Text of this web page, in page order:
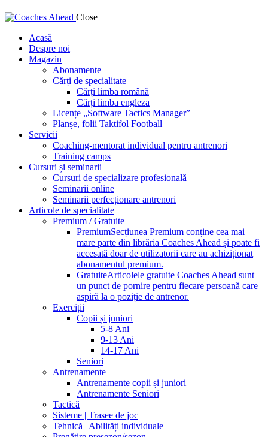
Close
Acasă
Despre noi
Magazin
Abonamente
Cărți de specialitate
Cărți limba română
Cărți limba engleza
Licențe „Software Tactics Manager”
Planșe, folii Taktifol Football
Servicii
Coaching-mentorat individual pentru antrenori
Training camps
Cursuri și seminarii
Cursuri de specializare profesională
Seminarii online
Seminarii perfecționare antrenori
Articole de specialitate
Premium / Gratuite
PremiumSecțiunea Premium conține cea mai
mare parte din librăria Coaches Ahead și poate fi
accesată doar de utilizatorii care au achiziționat
abonamentul premium.
GratuiteArticolele gratuite Coaches Ahead sunt
un punct de pornire pentru fiecare persoană care
aspiră la o poziție de antrenor.
Exerciții
Copii și juniori
5-8 Ani
9-13 Ani
14-17 Ani
Seniori
Antrenamente
Antrenamente copii și juniori
Antrenamente Seniori
Tactică
Sisteme | Trasee de joc
Tehnică | Abilități individuale